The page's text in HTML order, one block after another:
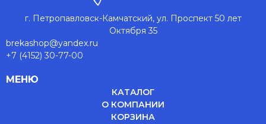
г. Петропавловск-Камчатский, ул. Проспект 50 лет
Октября 35
brekashop@yandex.ru
+7 (4152) 30-77-00
МЕНЮ
КАТАЛОГ
О КОМПАНИИ
КОРЗИНА